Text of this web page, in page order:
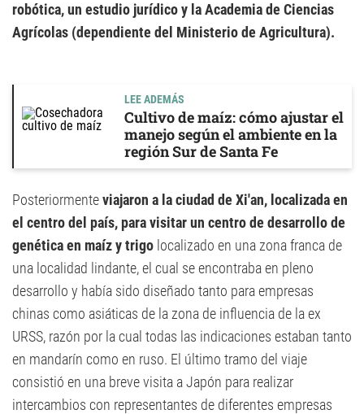
robótica, un estudio jurídico y la Academia de Ciencias
Agrícolas (dependiente del Ministerio de Agricultura).
LEE ADEMÁS
Cultivo de maíz: cómo ajustar el
manejo según el ambiente en la
región Sur de Santa Fe
Posteriormenteviajaron a la ciudad de Xi'an, localizada en
el centro del país, para visitar un centro de desarrollo de
genética en maíz y trigo localizado en una zona franca de
una localidad lindante, el cual se encontraba en pleno
desarrollo y había sido diseñado tanto para empresas
chinas como asiáticas de la zona de influencia de la ex
URSS, razón por la cual todas las indicaciones estaban tanto
en mandarín como en ruso. El último tramo del viaje
consistió en una breve visita a Japón para realizar
intercambios con representantes de diferentes empresas